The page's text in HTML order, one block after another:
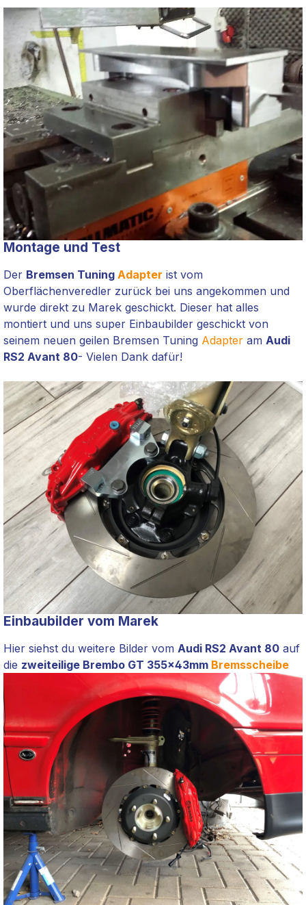
Montage und Test
Der Bremsen Tuning Adapter ist vom
Oberflächenveredler zurück bei uns angekommen und
wurde direkt zu Marek geschickt. Dieser hat alles
montiert und uns super Einbaubilder geschickt von
seinem neuen geilen Bremsen Tuning Adapter am Audi
RS2 Avant 80- Vielen Dank dafür!
Einbaubilder vom Marek
Hier siehst du weitere Bilder vom Audi RS2 Avant 80 auf
die zweiteilige Brembo GT 355x43mm Bremsscheibe